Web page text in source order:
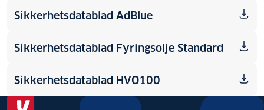
Sikkerhetsdatablad AdBlue
Sikkerhetsdatablad Fyringsolje Standard
Sikkerhetsdatablad HVO100